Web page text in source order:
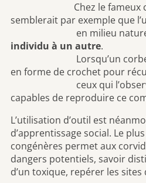
Chez le fameux
semblerait par exemple que
en milieu
individu à un autre.
Lorsqu’un corbeau
en forme de crochet pour
ceux qui
capables de reproduire ce
L’utilisation d’outil est
d’apprentissage social. Le
congénères permet aux
dangers potentiels, savoir
d’un toxique, repérer les